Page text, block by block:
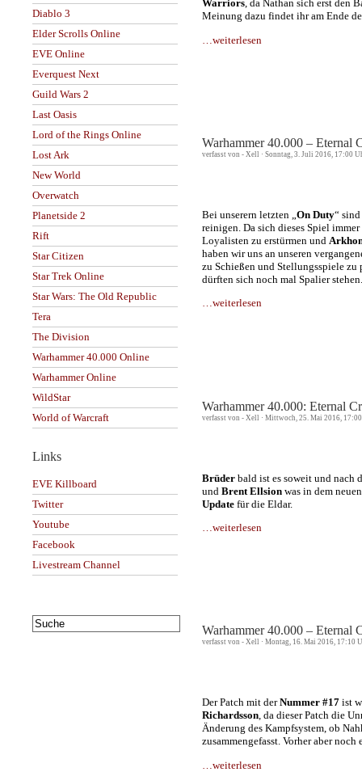
Diablo 3
Elder Scrolls Online
EVE Online
Everquest Next
Guild Wars 2
Last Oasis
Lord of the Rings Online
Lost Ark
New World
Overwatch
Planetside 2
Rift
Star Citizen
Star Trek Online
Star Wars: The Old Republic
Tera
The Division
Warhammer 40.000 Online
Warhammer Online
WildStar
World of Warcraft
Links
EVE Killboard
Twitter
Youtube
Facebook
Livestream Channel
Warriors, da Nathan sich erst den
Meinung dazu findet ihr am Ende
…weiterlesen
Warhammer 40.000 – Eternal
verfasst von - Xell · Sonntag, 3. Juli 2016, 17:00
Bei unserern letzten „ On Duty“
reinigen. Da sich dieses Spiel
Loyalisten zu erstürmen und
haben wir uns an unseren
zu Schießen und Stellungsspiele zu
dürften sich noch mal Spalier stehen.
…weiterlesen
Warhammer 40.000: Eternal
verfasst von - Xell · Mittwoch, 25. Mai 2016,
Brüder bald ist es soweit und nach
und Brent Ellsion was in dem
Update für die Eldar.
…weiterlesen
Warhammer 40.000 – Eternal
verfasst von - Xell · Montag, 16. Mai 2016, 17:10
Der Patch mit derNummer #17 ist
Richardsson, da dieser Patch die
Änderung des Kampfsystem, ob
zusammengefasst. Vorher aber
…weiterlesen